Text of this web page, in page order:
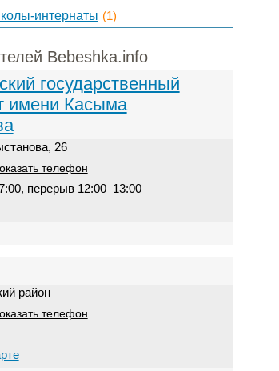
интернаты (1)
Bebeshka.info
государственный
имени Касыма
26
телефон
перерыв 12:00–13:00
район
телефон